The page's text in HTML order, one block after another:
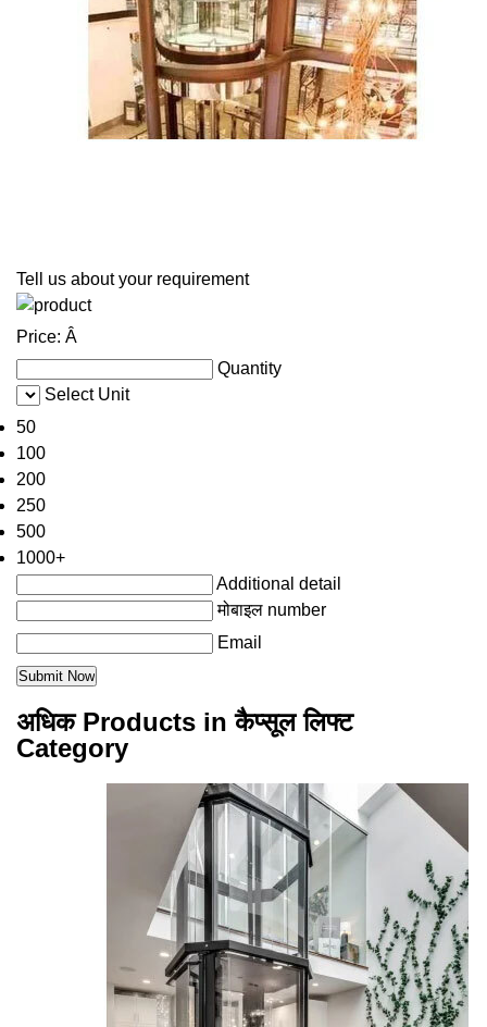
Tell us about your requirement
Price: Â
Quantity
Select Unit
50
100
200
250
500
1000+
Additional detail
मोबाइल number
Email
अधिक Products in कैप्सूल लिफ्ट
Category